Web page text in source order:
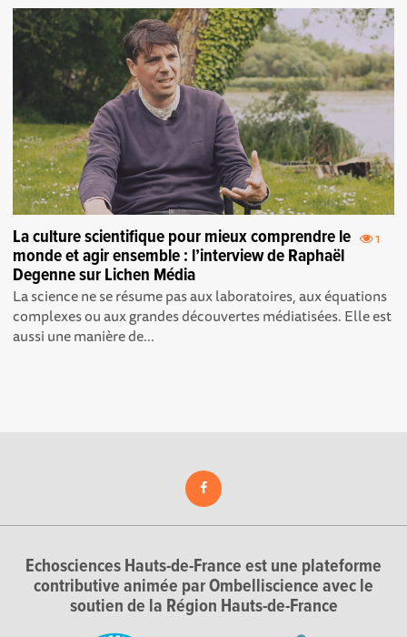
1
La culture scientifique pour mieux comprendre le
monde et agir ensemble : l’interview de Raphaël
Degenne sur Lichen Média
La science ne se résume pas aux laboratoires, aux équations
complexes ou aux grandes découvertes médiatisées. Elle est
aussi une manière de...
Echosciences Hauts-de-France est une plateforme
contributive animée par Ombelliscience avec le
soutien de la Région Hauts-de-France